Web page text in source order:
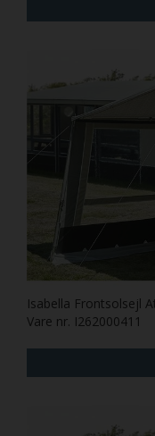
Isabella Frontsolsejl
Vare nr. I262000411